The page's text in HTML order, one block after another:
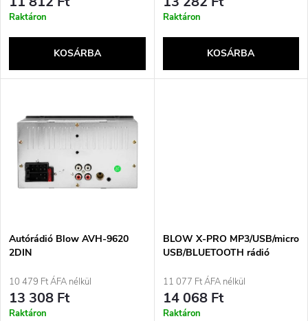
r
n
d
e
z
é
s
e
k
l
s
t
j
a
Raktáron
KOSÁRBA
Raktáron
KOSÁRBA
Autórádió Blow AVH-9620
2DIN
10 479 Ft ÁFA nélkül
13 308 Ft
Raktáron
BLOW X-PRO MP3/USB/micro
USB/BLUETOOTH rádió
11 077 Ft ÁFA nélkül
14 068 Ft
Raktáron